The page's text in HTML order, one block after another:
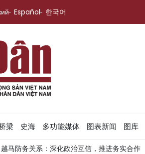
Español 한국어
梁 史海 多功能媒体 图表新闻 图库
越马防务关系：深化政治互信，推进务实合作